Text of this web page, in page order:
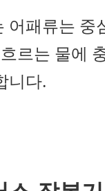
어패류는
르는 물에
니다.